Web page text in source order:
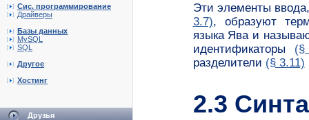
Сис. программирование
Драйверы
Базы данных
MySQL
SQL
Другое
Хостинг
Друзья
Эти элементы
3.7), образуют
языка Ява и
идентификаторы
разделители (§ 3.11)
2.3